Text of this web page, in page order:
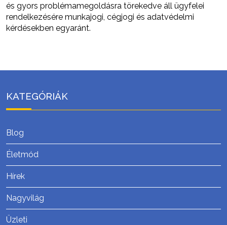
és gyors problémamegoldásra törekedve áll ügyfelei
rendelkezésére munkajogi, cégjogi és adatvédelmi
kérdésekben egyaránt.
KATEGÓRIÁK
Blog
Életmód
Hírek
Nagyvilág
Üzleti